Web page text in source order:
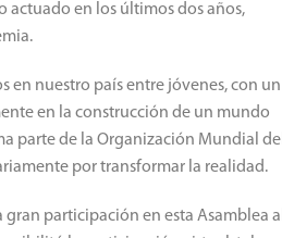
actuado en los últimos dos años,
en nuestro país entre jóvenes, con un
en la construcción de un mundo
parte de la Organización Mundial del
por transformar la realidad.
participación en esta Asamblea al